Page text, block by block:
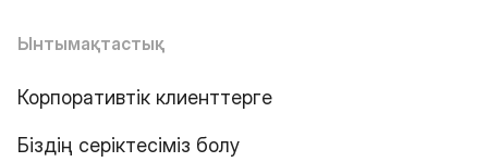
Ынтымақтастық
Корпоративтік клиенттерге
Біздің серіктесіміз болу